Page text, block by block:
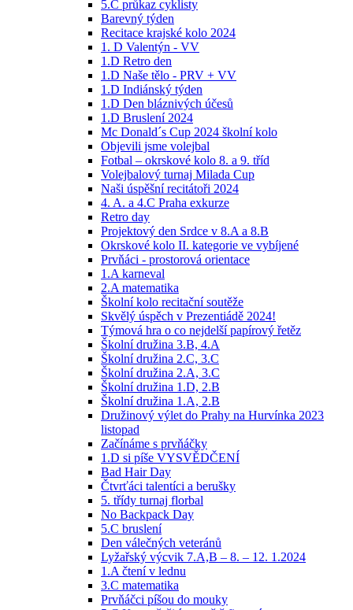
5.C průkaz cyklisty
Barevný týden
Recitace krajské kolo 2024
1. D Valentýn - VV
1.D Retro den
1.D Naše tělo - PRV + VV
1.D Indiánský týden
1.D Den bláznivých účesů
1.D Bruslení 2024
Mc Donald´s Cup 2024 školní kolo
Objevili jsme volejbal
Fotbal – okrskové kolo 8. a 9. tříd
Volejbalový turnaj Milada Cup
Naši úspěšní recitátoři 2024
4. A. a 4.C Praha exkurze
Retro day
Projektový den Srdce v 8.A a 8.B
Okrskové kolo II. kategorie ve vybíjené
Prvňáci - prostorová orientace
1.A karneval
2.A matematika
Školní kolo recitační soutěže
Skvělý úspěch v Prezentiádě 2024!
Týmová hra o co nejdelší papírový řetěz
Školní družina 3.B, 4.A
Školní družina 2.C, 3.C
Školní družina 2.A, 3.C
Školní družina 1.D, 2.B
Školní družina 1.A, 2.B
Družinový výlet do Prahy na Hurvínka 2023
listopad
Začínáme s prvňáčky
1.D si píše VYSVĚDČENÍ
Bad Hair Day
Čtvrťáci talentíci a berušky
5. třídy turnaj florbal
No Backpack Day
5.C bruslení
Den válečných veteránů
Lyžařský výcvik 7.A,B – 8. – 12. 1.2024
1.A čtení v lednu
3.C matematika
Prvňáčci píšou do mouky